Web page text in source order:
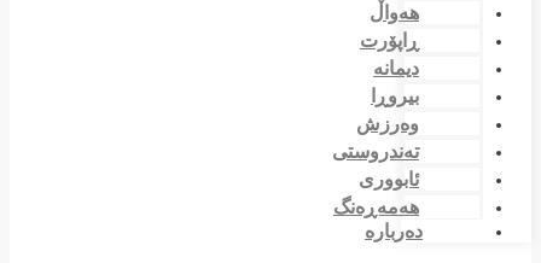
هەواڵ
ڕاپۆرت
دیمانە
بیروڕا
وەرزش
تەندروستی
ئابووری
هەمەڕەنگ
دەربارە